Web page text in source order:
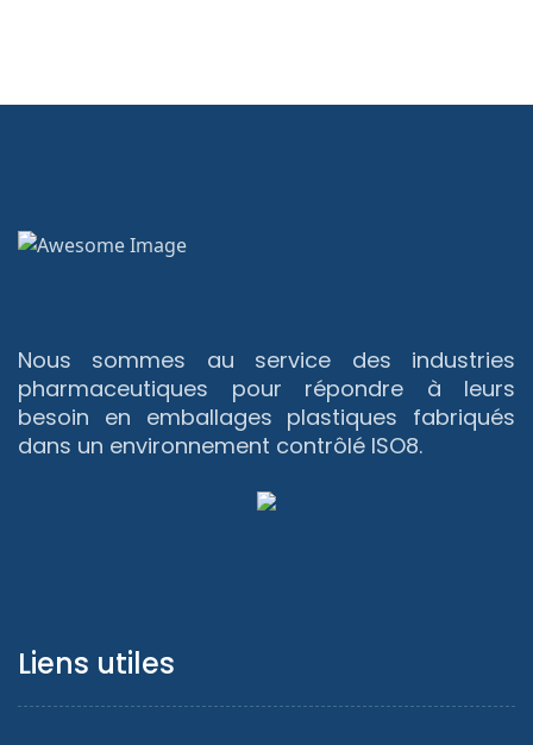
Nous sommes au service des industries
pharmaceutiques pour répondre à leurs
besoin en emballages plastiques fabriqués
dans un environnement contrôlé ISO8.
Liens utiles